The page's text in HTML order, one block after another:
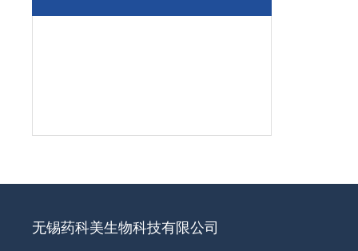
无锡药科美生物科技有限公司